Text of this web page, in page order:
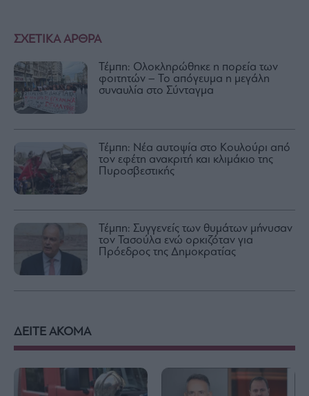
ΣΧΕΤΙΚΑ ΑΡΘΡΑ
Τέμπη: Ολοκληρώθηκε η πορεία των
φοιτητών – Το απόγευμα η μεγάλη
συναυλία στο Σύνταγμα
Τέμπη: Nέα αυτοψία στο Κουλούρι από
τον εφέτη ανακριτή και κλιμάκιο της
Πυροσβεστικής
Τέμπη: Συγγενείς των θυμάτων μήνυσαν
τον Τασούλα ενώ ορκιζόταν για
Πρόεδρος της Δημοκρατίας
ΔΕΙΤΕ ΑΚΟΜΑ